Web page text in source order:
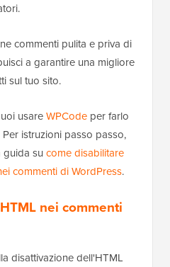
commenti pulita e priva di
a garantire una migliore
sul tuo sito.
usareWPCode per farlo
istruzioni passo passo,
guida su come disabilitare
commenti di WordPress.
nei commenti
disattivazione dell'HTML